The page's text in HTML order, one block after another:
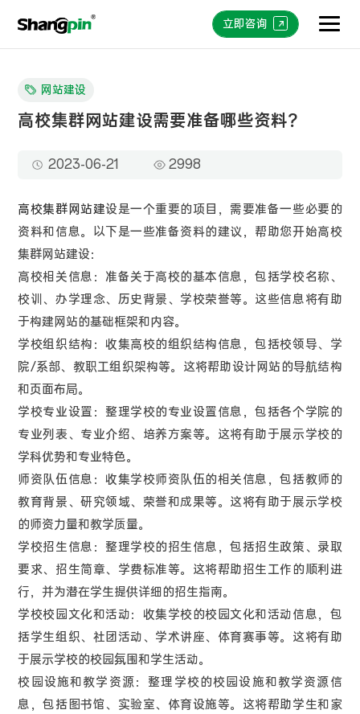
立即咨询
网站建设
高校集群网站建设需要准备哪些资料？
2023-06-21 2998
高校集群网站建设是一个重要的项目，需要准备一些必要的
资料和信息。以下是一些准备资料的建议，帮助您开始高校
集群网站建设：
高校相关信息：准备关于高校的基本信息，包括学校名称、
校训、办学理念、历史背景、学校荣誉等。这些信息将有助
于构建网站的基础框架和内容。
学校组织结构：收集高校的组织结构信息，包括校领导、学
院/系部、教职工组织架构等。这将帮助设计网站的导航结构
和页面布局。
学校专业设置：整理学校的专业设置信息，包括各个学院的
专业列表、专业介绍、培养方案等。这将有助于展示学校的
学科优势和专业特色。
师资队伍信息：收集学校师资队伍的相关信息，包括教师的
教育背景、研究领域、荣誉和成果等。这将有助于展示学校
的师资力量和教学质量。
学校招生信息：整理学校的招生信息，包括招生政策、录取
要求、招生简章、学费标准等。这将帮助招生工作的顺利进
行，并为潜在学生提供详细的招生指南。
学校校园文化和活动：收集学校的校园文化和活动信息，包
括学生组织、社团活动、学术讲座、体育赛事等。这将有助
于展示学校的校园氛围和学生活动。
校园设施和教学资源：整理学校的校园设施和教学资源信
息，包括图书馆、实验室、体育设施等。这将帮助学生和家